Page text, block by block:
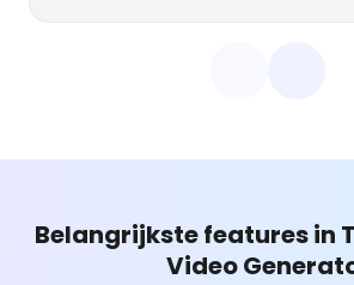
Belangrijkste features in
Video